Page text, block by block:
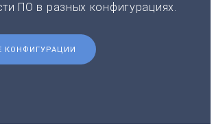
ПО в разных конфигурациях.
КОНФИГУРАЦИИ